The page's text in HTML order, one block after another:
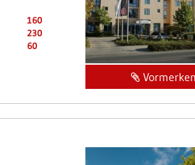
160
230
60
Vormerken